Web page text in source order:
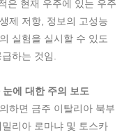
은 현재 우주에 있는 우주
제 저항, 정보의 고성능
실험을 실시할 수 있도
하는 것임.
에 대한 주의 보도
하면 금주 이탈리아 북부
리아 로마냐 및 토스카